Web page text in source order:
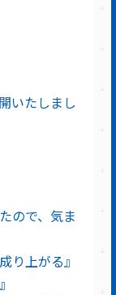
いたしまし
ので、気ま
り上がる』